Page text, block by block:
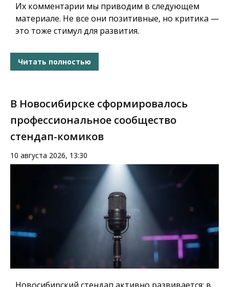
Их комментарии мы приводим в следующем
материале. Не все они позитивные, но критика —
это тоже стимул для развития.
Читать полностью
В Новосибирске сформировалось
профессиональное сообщество
стендап-комиков
10 августа 2026, 13:30